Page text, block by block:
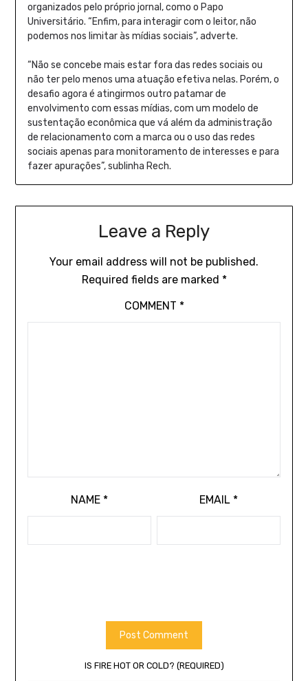
organizados pelo próprio jornal, como o Papo
Universitário. “Enfim, para interagir com o leitor, não
podemos nos limitar às mídias sociais”, adverte.
“Não se concebe mais estar fora das redes sociais ou
não ter pelo menos uma atuação efetiva nelas. Porém, o
desafio agora é atingirmos outro patamar de
envolvimento com essas mídias, com um modelo de
sustentação econômica que vá além da administração
de relacionamento com a marca ou o uso das redes
sociais apenas para monitoramento de interesses e para
fazer apurações”, sublinha Rech.
Leave a Reply
Your email address will not be published.
Required fields are marked *
COMMENT *
NAME * EMAIL *
IS FIRE HOT OR COLD? (REQUIRED)